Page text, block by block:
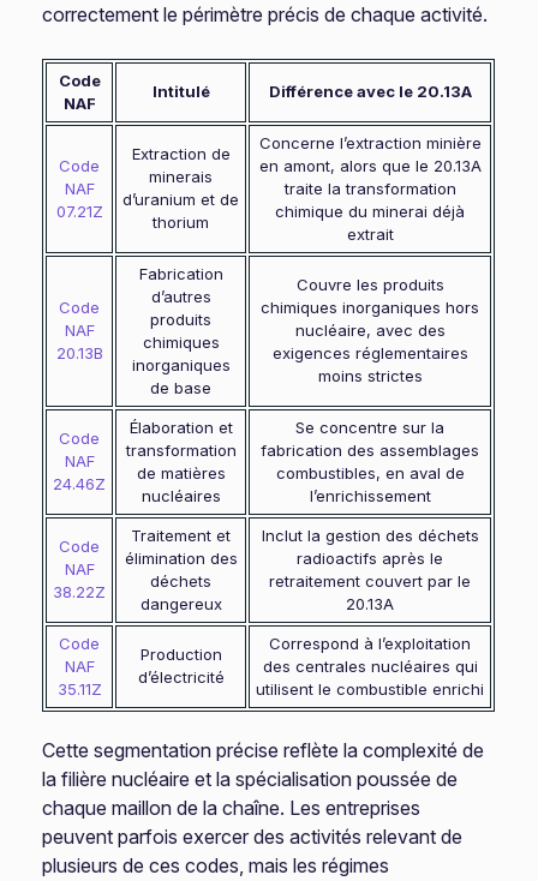
correctement le périmètre précis de chaque activité.
Code
NAF
Intitulé Différence avec le 20.13A
Code
NAF
07.21Z
Extraction de
minerais
d’uranium et de
thorium
Concerne l’extraction minière
en amont, alors que le 20.13A
traite la transformation
chimique du minerai déjà
extrait
Code
NAF
20.13B
Fabrication
d’autres
produits
chimiques
inorganiques
de base
Couvre les produits
chimiques inorganiques hors
nucléaire, avec des
exigences réglementaires
moins strictes
Code
NAF
24.46Z
Élaboration et
transformation
de matières
nucléaires
Se concentre sur la
fabrication des assemblages
combustibles, en aval de
l’enrichissement
Code
NAF
38.22Z
Traitement et
élimination des
déchets
dangereux
Inclut la gestion des déchets
radioactifs après le
retraitement couvert par le
20.13A
Code
NAF
35.11Z
Production
d’électricité
Correspond à l’exploitation
des centrales nucléaires qui
utilisent le combustible enrichi
Cette segmentation précise reflète la complexité de
la filière nucléaire et la spécialisation poussée de
chaque maillon de la chaîne. Les entreprises
peuvent parfois exercer des activités relevant de
plusieurs de ces codes, mais les régimes